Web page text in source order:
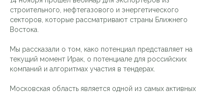
строительного, нефтегазового и энергетического
секторов, которые рассматривают страны Ближнего
Востока.
Мы рассказали о том, како потенциал представляет на
текущий момент Ирак, о потенциале для российских
компаний и алгоритмах участия в тендерах.
Московская область является одной из самых активных
КОНТАКТЫ
Пользовательское соглашение
Политика конфиденциальности